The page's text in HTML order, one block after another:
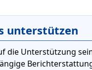
unterstützen
die Unterstützung